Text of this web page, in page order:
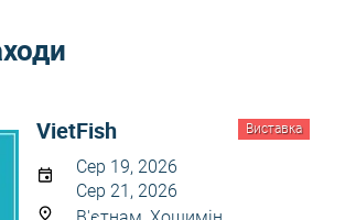
Виставка
VietFish
Сер 19, 2026
Сер 21, 2026